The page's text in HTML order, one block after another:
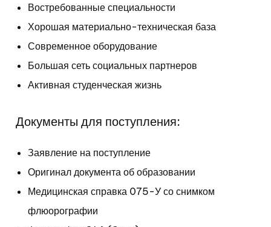
Востребованные специальности
Хорошая материально-техническая база
Современное оборудование
Большая сеть социальных партнеров
Активная студенческая жизнь
Документы для поступления:
Заявление на поступление
Оригинал документа об образовании
Медицинская справка 075-У со снимком
флюорографии